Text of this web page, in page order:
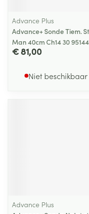
Advance Plus
Advance+ Sonde Tiem.
Man 40cm Ch14 30 95144
€ 81,00
Niet beschikbaar
Advance Plus